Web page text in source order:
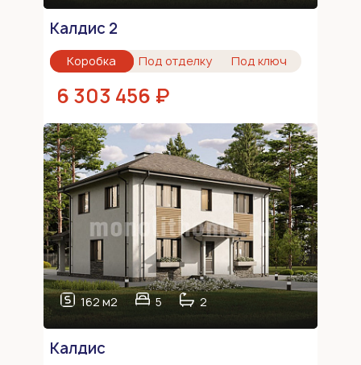
Калдис 2
Коробка Под отделку Под ключ
6 303 456 ₽
162 м2 5 2
Калдис